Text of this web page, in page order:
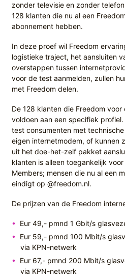
zonder televisie en zonder
128 klanten die nu al een
abonnement hebben.
In deze proef wil Freedom
logistieke traject, het aansluiten
overstappen tussen
voor de test aanmelden, zullen
met Freedom delen.
De 128 klanten die Freedom
voldoen aan een specifiek
test consumenten met
eigen internetmodem, of kunnen
uit het doe-het-zelf pakket
klanten is alleen toegankelijk
Members; mensen die nu al een
eindigt op @freedom.nl.
De prijzen van de Freedom
Eur 49,- pmnd 1 Gbit/s
Eur 59,- pmnd 100 Mbit/s
via KPN-netwerk
Eur 67,- pmnd 200 Mbit/s
via KPN-netwerk